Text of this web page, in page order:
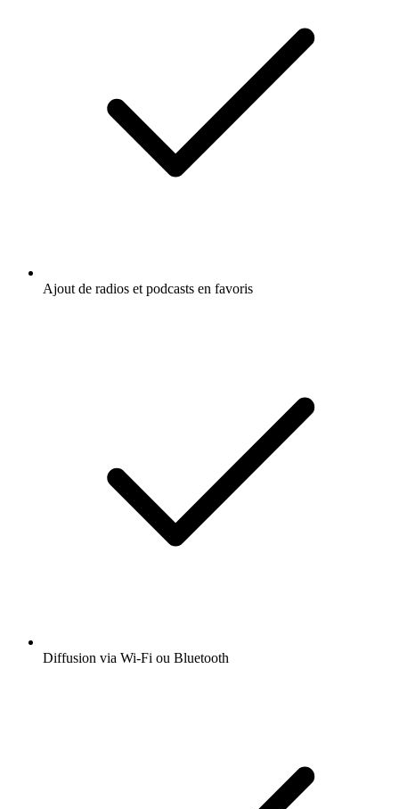
Ajout de radios et podcasts en favoris
Diffusion via Wi-Fi ou Bluetooth